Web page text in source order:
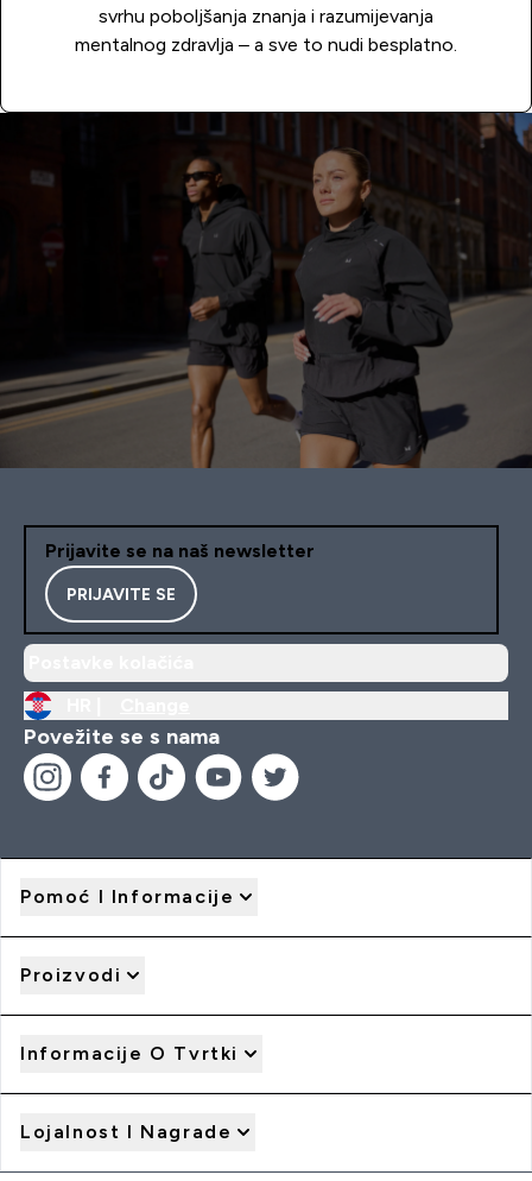
svrhu poboljšanja znanja i razumijevanja
mentalnog zdravlja – a sve to nudi besplatno.
Prijavite se na naš newsletter
PRIJAVITE SE
Povežite se s nama
Pomoć I Informacije
Proizvodi
Informacije O Tvrtki
Lojalnost I Nagrade